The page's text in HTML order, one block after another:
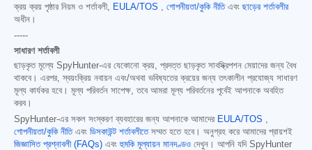
ক্রয় ক্রয় পৃষ্ঠার নিয়ম ও শর্তাবলী, EULA/TOS , গোপনীয়তা/কুকি নীতিএবং ছাড়ের শর্তাবলীর
অধীন।
-----
সাধারণ শর্তাবলী
ছাড়কৃত মূল্যে SpyHunter-এর যেকোনো ক্রয়, প্রদত্ত ছাড়কৃত সাবস্ক্রিপশন মেয়াদের জন্য বৈধ
থাকবে। এরপর, স্বয়ংক্রিয় নবায়ন এবং/অথবা ভবিষ্যতের ক্রয়ের জন্য তৎকালীন প্রযোজ্য সাধারণ
মূল্য কার্যকর হবে। মূল্য পরিবর্তন সাপেক্ষ, তবে আমরা মূল্য পরিবর্তনের পূর্বেই আপনাকে অবহিত
করব।
SpyHunter-এর সকল সংস্করণ ব্যবহারের জন্য আপনাকে আমাদের EULA/TOS ,
গোপনীয়তা/কুকি নীতিএবং ডিসকাউন্ট শর্তাবলীতেসম্মত হতে হবে। অনুগ্রহ করে আমাদের প্রায়শই
জিজ্ঞাসিত প্রশ্নাবলী (FAQs) এবংহুমকি মূল্যায়ন মানদণ্ডও দেখুন। আপনি যদি SpyHunter